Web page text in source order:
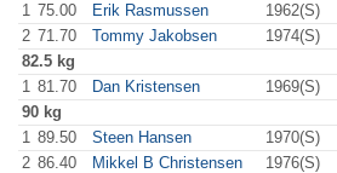
1 75.00 Erik Rasmussen 1962(S)
2 71.70 Tommy Jakobsen 1974(S)
82.5 kg
1 81.70 Dan Kristensen 1969(S)
90 kg
1 89.50 Steen Hansen 1970(S)
2 86.40 Mikkel B Christensen 1976(S)